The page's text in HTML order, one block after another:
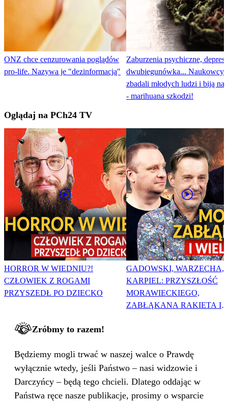
ONZ chce cenzurowania poglądów
pro-life. Nazywa je "dezinformacją"
Zaburzenia psychiczne,
dwubiegunówka... Naukowcy
zbadali młodych ludzi i biją na
- marihuana szkodzi!
Oglądaj na PCh24 TV
HORROR W WIEDNIU?!
CZŁOWIEK Z ROGAMI
PRZYSZEDŁ PO DZIECKO
GADOWSKI, WARZECHA,
KARPIEL: PRZYSZŁOŚĆ
MORAWIECKIEGO,
ZABŁĄKANA RAKIETA I
Zróbmy to razem!
Będziemy mogli trwać w naszej walce o Prawdę
wyłącznie wtedy, jeśli Państwo – nasi widzowie i
Darczyńcy – będą tego chcieli. Dlatego oddając w
Państwa ręce nasze publikacje, prosimy o wsparcie